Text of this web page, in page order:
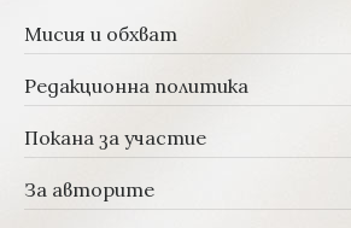
Мисия и обхват
Редакционна политика
Покана за участие
За авторите